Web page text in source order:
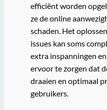
efficiënt worden
ze de online
schaden. Het
issues kan soms
extra inspanningen
ervoor te zorgen dat
draaien en optimaal
gebruikers.